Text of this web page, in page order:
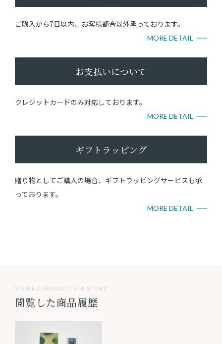
ご購入から7日以内、お客様都合以外承っております。
MORE DETAIL
お支払いについて
クレジットカードのみ対応しております。
MORE DETAIL
ギフトラッピング
贈り物としてご購入の場合、ギフトラッピングサービスも承
っております。
MORE DETAIL
VIEWED PRODUCTS HISTORY
閲覧した商品履歴